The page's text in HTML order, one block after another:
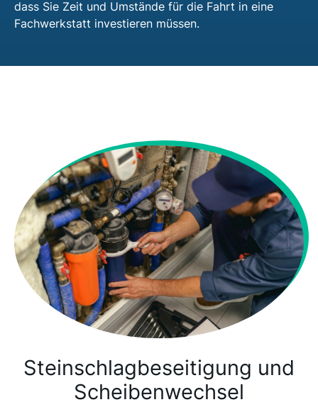
dass Sie Zeit und Umstände für die Fahrt in eine
Fachwerkstatt investieren müssen.
Steinschlagbeseitigung und
Scheibenwechsel